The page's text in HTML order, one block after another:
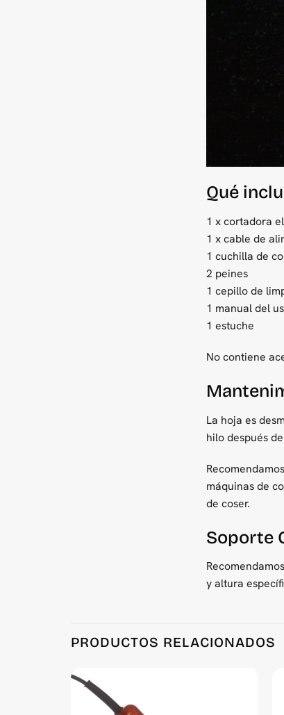
Qué
1 x cortadora
1 x cable de
1 cuchilla de
2 peines
1 cepillo de
1 manual del
1 estuche
No contiene
La hoja es
hilo después
máquinas de
de coser.
Soporte
y altura
Product Reviews
Macy van Barneveld
Rating: 5/5
PRODUCTOS RELACIONADOS